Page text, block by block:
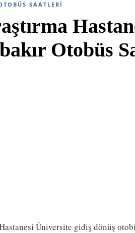
SAATLERI
Otobüs
Üniversite gidiş dönüş